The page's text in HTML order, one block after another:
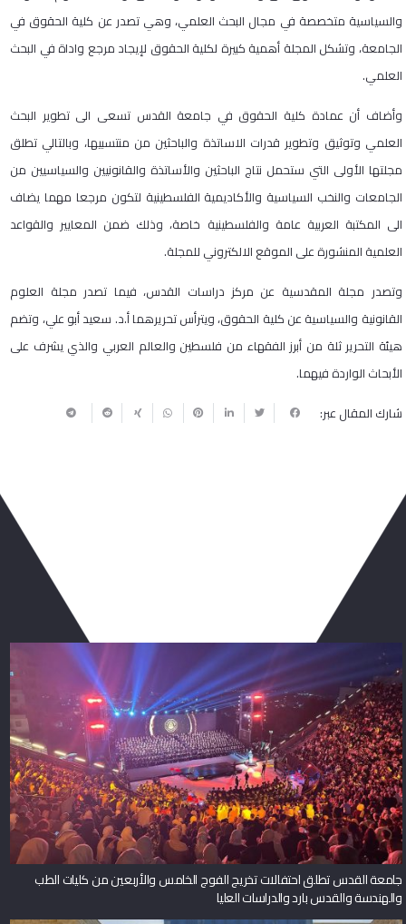
والسياسية متخصصة في مجال البحث العلمي، وهي تصدر عن كلية الحقوق في
الجامعة، وتشكل المجلة أهمية كبيرة لكلية الحقوق لإيجاد مرجع واداة في البحث
العلمي.
وأضاف أن عمادة كلية الحقوق في جامعة القدس تسعى الى تطوير البحث
العلمي وتوثيق وتطوير قدرات الاساتذة والباحثين من منتسبيها، وبالتالي تطلق
مجلتها الأولى التي ستحمل نتاج الباحثين والأساتذة والقانونيين والسياسيين من
الجامعات والنخب السياسية والأكاديمية الفلسطينية لتكون مرجعا مهما يضاف
الى المكتبة العربية عامة والفلسطينية خاصة، وذلك ضمن المعايير والقواعد
العلمية المنشورة على الموقع الالكتروني للمجلة.
وتصدر مجلة المقدسية عن مركز دراسات القدس، فيما تصدر مجلة العلوم
القانونية والسياسية عن كلية الحقوق، ويترأس تحريرهما أ.د. سعيد أبو علي، وتضم
هيئة التحرير ثلة من أبرز الفقهاء من فلسطين والعالم العربي والذي يشرف على
الأبحاث الواردة فيهما.
شارك المقال عبر:
جامعة القدس تطلق احتفالات تخريج الفوج الخامس والأربعين من كليات الطب
والهندسة والقدس بارد والدراسات العليا